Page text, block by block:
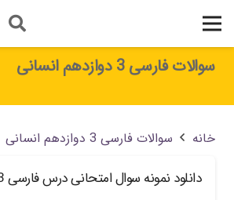
سوالات فارسی 3 دوازدهم انسانی
خانه سوالات فارسی 3 دوازدهم انسانی
دانلود نمونه سوال امتحانی درس فارسی 3 دوازدهم انسانی